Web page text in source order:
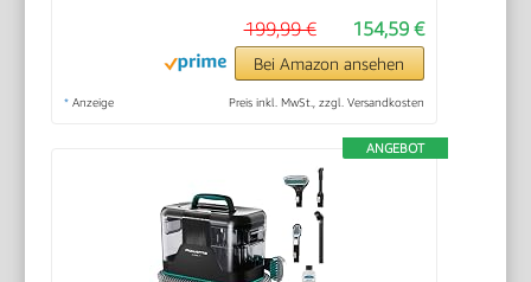
154,59 €
199,99 €
Bei Amazon ansehen
* Anzeige Preis inkl. MwSt., zzgl. Versandkosten
ANGEBOT